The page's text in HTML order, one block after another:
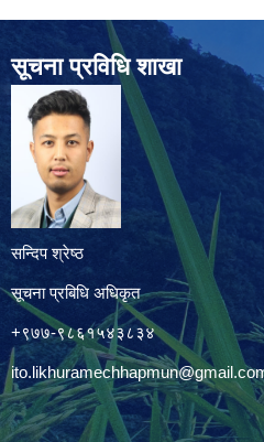
सूचना प्रविधि शाखा
सन्दिप श्रेष्ठ
सूचना प्रबिधि अधिकृत
+९७७-९८६१५४३८३४